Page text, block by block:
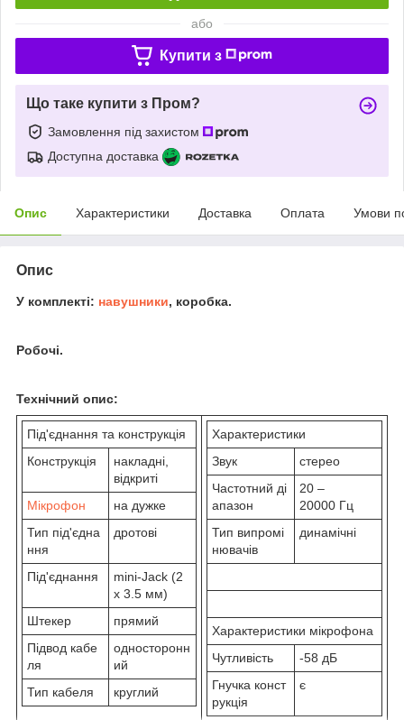
або
Купити з
Що таке купити з Пром?
Замовлення під захистом
Доступна доставка
Опис Характеристики Доставка Оплата Умови
Опис
У комплекті: навушники, коробка.
Робочі.
Технічний опис:
Під'єднання та конструкція
Конструкція
накладні,
відкриті
Мікрофон
на дужке
Тип під'єдна
ння
дротові
Під'єднання
mini-Jack (2
x 3.5 мм)
Штекер
прямий
Підвод кабе
ля
односторонн
ий
Тип кабеля
круглий
Характеристики
Звук
стерео
Частотний ді
апазон
20 –
20000 Гц
Тип випромі
нювачів
динамічні
Характеристики мікрофона
Чутливість
-58 дБ
Гнучка конст
рукція
є